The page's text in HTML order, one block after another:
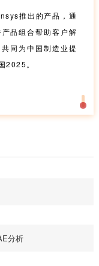
推出的产品，通
品组合帮助客户解
同为中国制造业提
2025。
分析